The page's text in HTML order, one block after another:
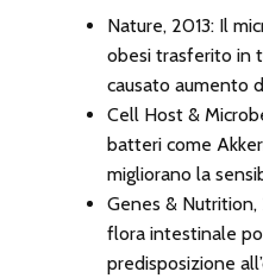
Nature, 2013:Il
obesi trasferito in
causato aumento
Cell Host &
batteri come
migliorano la
Genes & Nutrition,
flora intestinale
predisposizione